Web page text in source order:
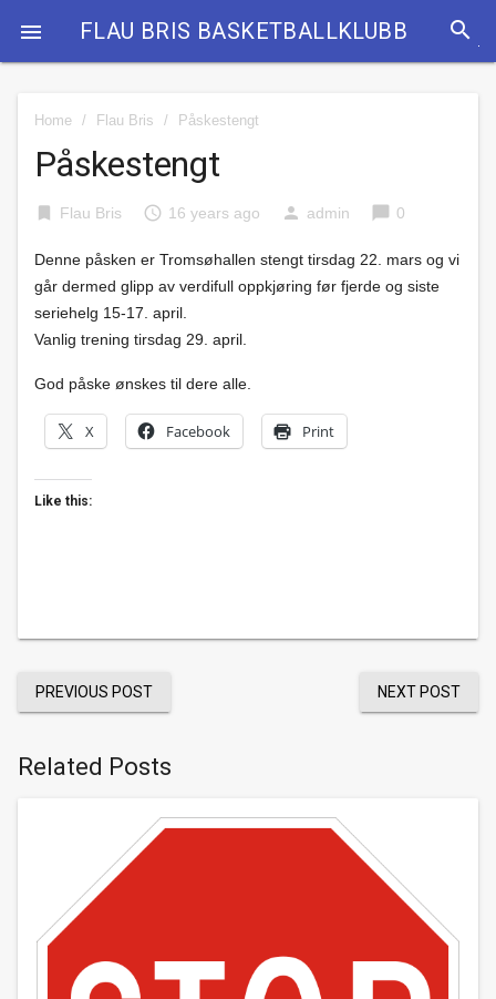
 FLAU BRIS BASKETBALLKLUBB search
Home / Flau Bris / Påskestengt
Påskestengt
bookmark Flau Bris access_time 16 years ago person admin chat_bubble 0
Denne påsken er Tromsøhallen stengt tirsdag 22. mars og vi
går dermed glipp av verdifull oppkjøring før fjerde og siste
seriehelg 15-17. april.
Vanlig trening tirsdag 29. april.
God påske ønskes til dere alle.
X Facebook Print
Like this:
PREVIOUS POST NEXT POST
Related Posts